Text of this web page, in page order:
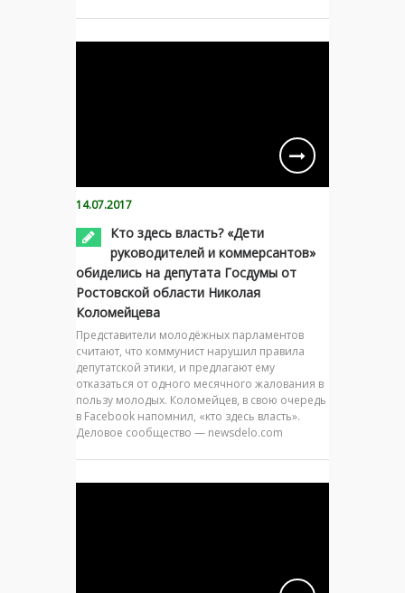
14.07.2017
Кто здесь власть? «Дети
руководителей и коммерсантов»
обиделись на депутата Госдумы от
Ростовской области Николая
Коломейцева
Представители молодёжных парламентов
считают, что коммунист нарушил правила
депутатской этики, и предлагают ему
отказаться от одного месячного жалования в
пользу молодых. Коломейцев, в свою очередь
в Facebook напомнил, «кто здесь власть».
Деловое сообщество — newsdelo.com